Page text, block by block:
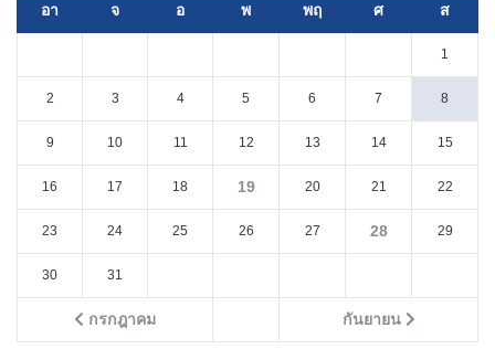
อา จ อ พ พฤ ศ ส
กรกฎาคม กันยายน
1
2 3 4 5 6 7 8
9 10 11 12 13 14 15
16 17 18 19 20 21 22
23 24 25 26 27 28 29
30 31